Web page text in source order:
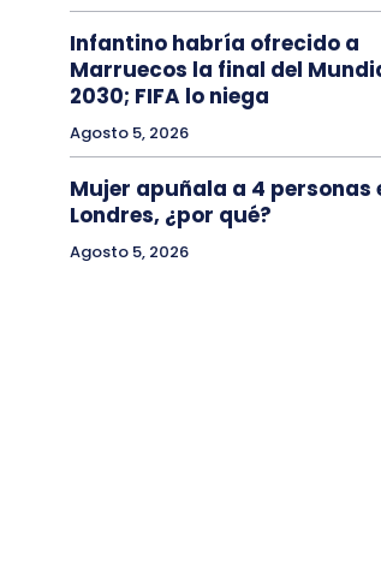
Infantino habría ofrecido a
Marruecos la final del
2030; FIFA lo niega
Agosto 5, 2026
Mujer apuñala a 4 personas
Londres, ¿por qué?
Agosto 5, 2026